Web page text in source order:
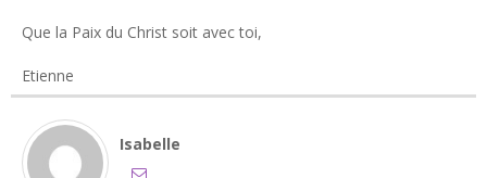
Que la Paix du Christ soit avec toi,
Etienne
Isabelle